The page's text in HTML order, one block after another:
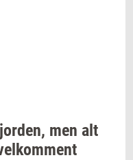
men alt